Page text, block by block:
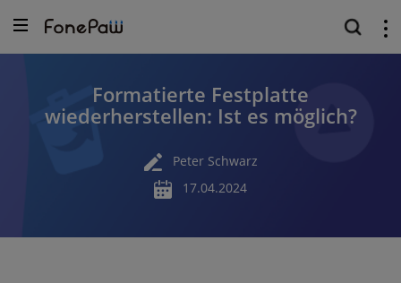
Formatierte Festplatte
wiederherstellen: Ist es möglich?
Peter Schwarz
17.04.2024